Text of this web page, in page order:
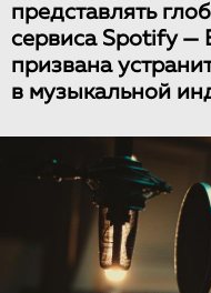
представлять
сервиса Spotify —
призвана
в музыкальной